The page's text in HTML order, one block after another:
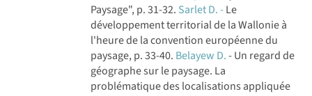
Paysage", p. 31-32. Sarlet D. -Le
développement territorial de la Wallonie à
l'heure de la convention européenne du
paysage, p. 33-40. Belayew D.- Un regard de
géographe sur le paysage. La
problématique des localisations appliquée